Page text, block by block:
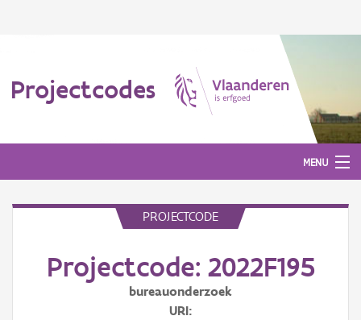
Projectcodes
MENU
PROJECTCODE
Projectcode: 2022F195
bureauonderzoek
URI